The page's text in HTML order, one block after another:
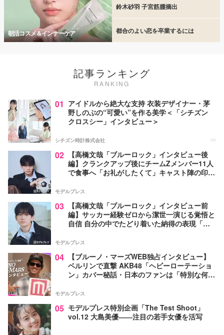
朝活コスメ＆インナーケア
鈴木砂羽 子宮筋腫摘出
都合のよい恋を卒業するには
記事ランキング
RANKING
01 アイドルから絶大な支持 衣装デザイナー・茅
野しのぶの“可愛い”を作る美学＜「シチズン
クロスシー」インタビュー＞
シチズン時計株式会社 PR
02
【高橋文哉「ブルーロック」インタビュー後
編】クランクアップ後にチームZメンバー11人
で食事へ「お礼がしたくて」キャスト陣の印象
モデルプレス
03
【高橋文哉「ブルーロック」インタビュー前
編】サッカー経験ゼロから潔世一演じる覚悟と
自信 自分の中でたどり着いた納得の表現「一
モデルプレス
04
【ブルーノ・マーズWEB独占インタビュー】
ベルリンで直撃 AKB48「ヘビーローテーショ
ン」カバー秘話・日本のファンは「特別な何か
モデルプレス
05 モデルプレス特別企画「The Test Shoot」
vol.12 大島美優――注目の若手女優を活写